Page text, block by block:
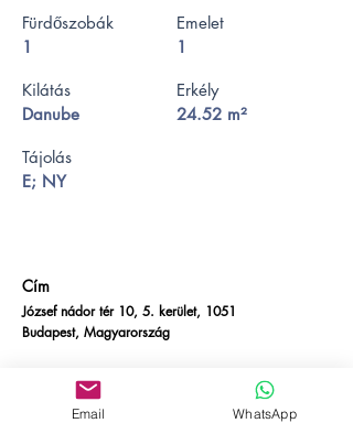
Fürdőszobák
1
Kilátás
Danube
Emelet
1
Erkély
24.52 m²
Tájolás
E; NY
Cím
József nádor tér 10, 5. kerület, 1051
Budapest, Magyarország
József nádor tér 10, 5. kerület, 1051
Email WhatsApp